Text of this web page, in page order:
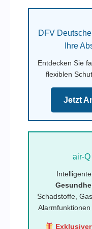
DFV
Ihre
Entdecken Sie
flexiblen
Jetzt
air-
Schadstoffe,
Alarmfunktionen